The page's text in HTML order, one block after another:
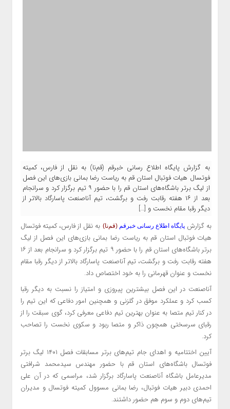
به گزارش پایگاه اطلاع رسانی خبرقم (قم‌نا) به نقل از فارس، کمیته
فوتسال هیات فوتبال استان قم به ریاست رضا بمانی بازی‌های این فصل
از لیگ برتر باشگاه‌های استان قم را با حضور ۹ تیم برگزار کرد و سرانجام
بعد از ۱۶ هفته رقابت رفت و برگشت، تیم آناصنعت پاسارگاد بالاتر از
دیگر رقبا مقام نخست و […]
به گزارش پایگاه اطلاع رسانی خبرقم (قم‌نا)
به نقل از فارس، کمیته فوتسال
هیات فوتبال استان قم به ریاست رضا بمانی بازی‌های این فصل از لیگ
برتر باشگاه‌های استان قم را با حضور ۹ تیم برگزار کرد و سرانجام بعد از ۱۶
هفته رقابت رفت و برگشت، تیم آناصنعت پاسارگاد بالاتر از دیگر رقبا مقام
نخست و عنوان قهرمانی را به خود اختصاص داد.
آناصنعت در این فصل بیشترین پیروزی و امتیاز را نسبت به دیگر رقبا
کسب کرد و عملکرد موفق در گلزنی و همچنین امور دفاعی که این تیم را
در کنار تیم متصا به عنوان بهترین تیم دفاعی معرفی کرد، گوی سبقت را از
رقبای سرسختی همچون ذاکر و متصا ربود و سکوی نخست را تصاحب
کرد.
آیین اختتامیه و اهدای جام تیم‌های برتر مسابقات فصل ۱۴۰۱ لیگ برتر
فوتسال باشگاه‌های استان قم با حضور مهندس سیدمحمد شرافتی
مدیرعامل باشگاه آناصنعت پاسارگاد برگزار شد، مراسمی که در آن علی
احمدی دبیر هیات فوتبال، رضا بمانی مسوول کمیته فوتسال و مدیران
تیم‌های دوم و سوم هم حضور داشتند.